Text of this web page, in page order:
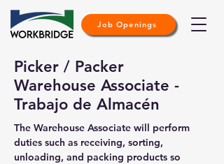
Job Openings
Picker / Packer
Warehouse Associate -
Trabajo de Almacén
The Warehouse Associate will perform
duties such as receiving, sorting,
unloading, and packing products so